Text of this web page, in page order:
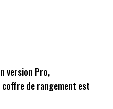
version Pro,
coffre de rangement est